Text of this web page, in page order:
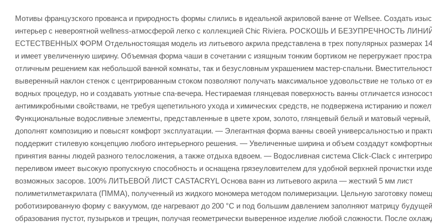
Мотивы французского прованса и природность формы слились в идеальной акриловой ванне от Wellsee. Создать
интерьер с невероятной wellness-атмосферой легко с коллекцией Chic Riviera. РОСКОШЬ И БЕЗУПРЕЧНОСТЬ
ЕСТЕСТВЕННЫХ ФОРМ Отдельностоящая модель из литьевого акрила представлена в трех популярных размерах
и имеет увеличенную ширину. Объемная форма чаши в сочетании с изящным тонким бортиком не перегружает
отличным решением как небольшой ванной комнаты, так и безусловным украшением мастер-спальни.
выверенный наклон стенок с центрированным стоком позволяют получать максимальное удовольствие не только от
водных процедур, но и создавать уютные спа-вечера. Нестираемая глянцевая поверхность ванны отличается
антимикробными свойствами, не требуя щепетильного ухода и химических средств, не подвержена истиранию и
Функциональные водосливные элементы, представленные в цвете хром, золото, глянцевый белый и матовый
дополнят композицию и повысят комфорт эксплуатации. — Элегантная форма ванны своей универсальностью и
поддержит стилевую концепцию любого интерьерного решения. — Увеличенные ширина и объем создадут
принятия ванны людей разного телосложения, а также отдыха вдвоем. — Водосливная система Click-Clack с
переливом имеет высокую пропускную способность и оснащена грязеуловителем для удобной верхней прочистки
возможных засоров. 100% ЛИТЬЕВОЙ ЛИСТ CASTACRYL Основа ванн из литьевого акрила — жесткий 5 мм лист
полиметилметакрилата (ПММА), полученный из жидкого мономера методом полимеризации. Цельную заготовку
роботизированную форму с вакуумом, где нагревают до 200 °С и под большим давлением заполняют матрицу
образования пустот, пузырьков и трещин, получая геометрически выверенное изделие любой сложности. После